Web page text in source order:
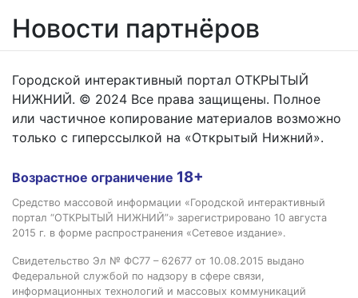
Новости партнёров
Городской интерактивный портал ОТКРЫТЫЙ
НИЖНИЙ. © 2024 Все права защищены. Полное
или частичное копирование материалов возможно
только с гиперссылкой на «Открытый Нижний».
Возрастное ограничение 18+
Средство массовой информации «Городской интерактивный
портал “ОТКРЫТЫЙ НИЖНИЙ”» зарегистрировано 10 августа
2015 г. в форме распространения «Сетевое издание».
Свидетельство Эл № ФС77 – 62677 от 10.08.2015 выдано
Федеральной службой по надзору в сфере связи,
информационных технологий и массовых коммуникаций